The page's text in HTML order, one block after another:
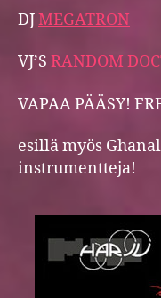
DJMEGATRON
VJ’S RANDOM
VAPAA PÄÄSY!
esillä myös
instrumentteja!